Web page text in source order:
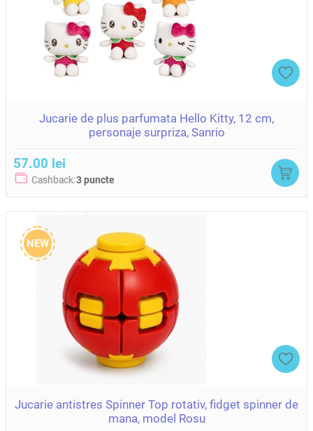
Jucarie de plus parfumata Hello Kitty, 12 cm,
personaje surpriza, Sanrio
57.00 lei
Cashback:3 puncte
NEW
Jucarie antistres Spinner Top rotativ, fidget spinner de
mana, model Rosu